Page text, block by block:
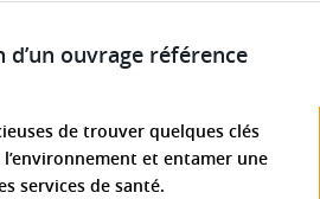
ouvrage référence
de trouver quelques clés
et entamer une
services de santé.